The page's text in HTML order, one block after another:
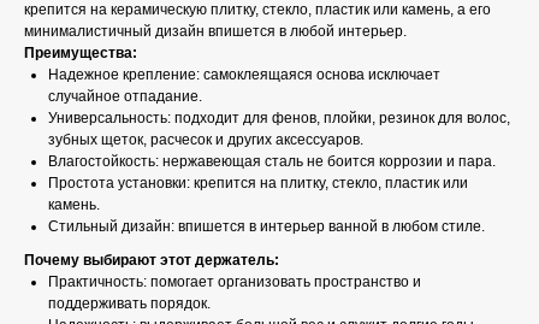
крепится на керамическую плитку, стекло, пластик или камень, а его
минималистичный дизайн впишется в любой интерьер.
Преимущества:
Надежное крепление: самоклеящаяся основа исключает
случайное отпадание.
Универсальность: подходит для фенов, плойки, резинок для волос,
зубных щеток, расчесок и других аксессуаров.
Влагостойкость: нержавеющая сталь не боится коррозии и пара.
Простота установки: крепится на плитку, стекло, пластик или
камень.
Стильный дизайн: впишется в интерьер ванной в любом стиле.
Почему выбирают этот держатель:
Практичность: помогает организовать пространство и
поддерживать порядок.